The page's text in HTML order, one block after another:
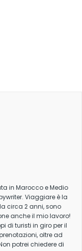
in Marocco e Medio
Viaggiare è la
circa 2 anni, sono
anche il mio lavoro!
di turisti in giro per il
oltre ad
potrei chiedere di